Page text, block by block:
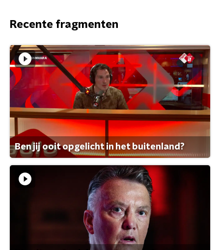
Recente fragmenten
Ben jij ooit opgelicht in het buitenland?